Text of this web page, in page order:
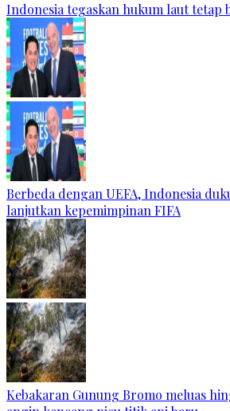
Indonesia tegaskan hukum laut tetap
Berbeda dengan UEFA, Indonesia
lanjutkan kepemimpinan FIFA
Kebakaran Gunung Bromo meluas